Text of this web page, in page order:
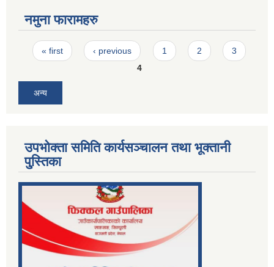
नमुना फारामहरु
Pages
« first ‹ previous 1 2
3
4
अन्य
उपभोक्ता समिति कार्यसञ्चालन तथा भूक्तानी
पु्स्तिका